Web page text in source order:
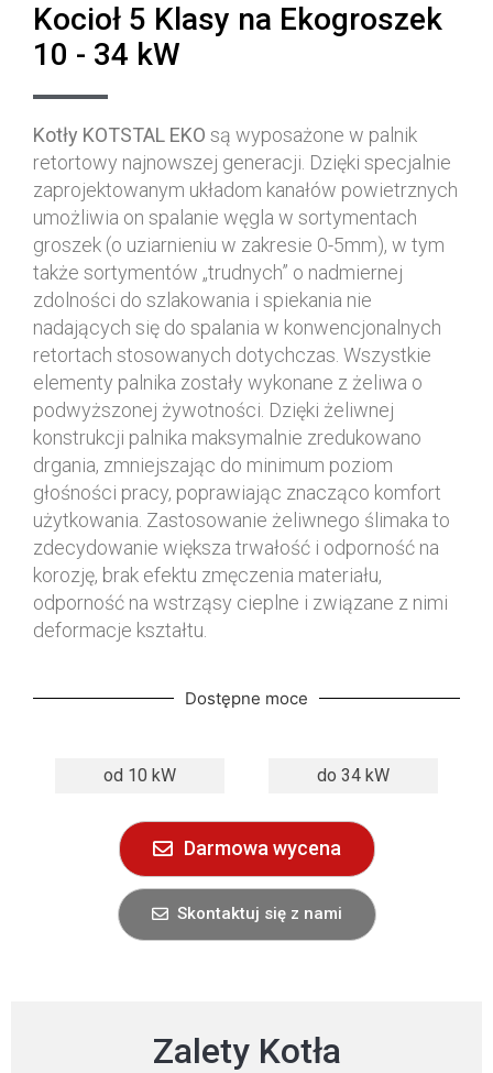
Kocioł 5 Klasy na Ekogroszek
10 - 34 kW
Kotły KOTSTAL EKO są wyposażone w palnik
retortowy najnowszej generacji. Dzięki specjalnie
zaprojektowanym układom kanałów powietrznych
umożliwia on spalanie węgla w sortymentach
groszek (o uziarnieniu w zakresie 0-5mm), w tym
także sortymentów „trudnych” o nadmiernej
zdolności do szlakowania i spiekania nie
nadających się do spalania w konwencjonalnych
retortach stosowanych dotychczas. Wszystkie
elementy palnika zostały wykonane z żeliwa o
podwyższonej żywotności. Dzięki żeliwnej
konstrukcji palnika maksymalnie zredukowano
drgania, zmniejszając do minimum poziom
głośności pracy, poprawiając znacząco komfort
użytkowania. Zastosowanie żeliwnego ślimaka to
zdecydowanie większa trwałość i odporność na
korozję, brak efektu zmęczenia materiału,
odporność na wstrząsy cieplne i związane z nimi
deformacje kształtu.
Dostępne moce
od 10 kW do 34 kW
Darmowa wycena
Skontaktuj się z nami
Zalety Kotła